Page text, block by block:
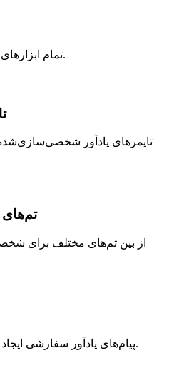
تمام ابزارهای ضروری بهره‌وری در یک مکان.
تایمرهای یادآور
از بین تم‌های مختلف برای
پیام‌های یادآور سفارشی ایجاد کنید تا انگیزه خود را حفظ کنید.